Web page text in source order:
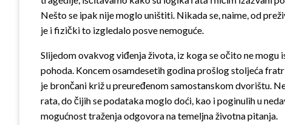
Nešto se ipak nije moglo uništiti. Nikada se, naime, od
je i fizički to izgledalo posve nemoguće.
Slijedom ovakvog viđenja života, iz koga se očito ne
pohoda. Koncem osamdesetih godina prošlog stoljeća
je brončani križ u preuređenom samostanskom dvorištu.
rata, do čijih se podataka moglo doći, kao i poginulih u
mogućnost traženja odgovora na temeljna životna pitanja.